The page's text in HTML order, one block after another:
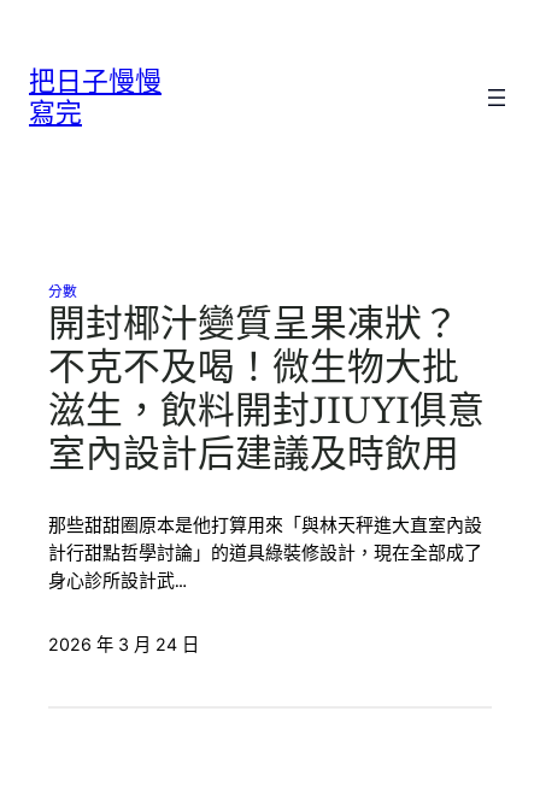
把日子慢慢
寫完
分數
開封椰汁變質呈果凍狀？
不克不及喝！微生物大批
滋生，飲料開封JIUYI俱意
室內設計后建議及時飲用
那些甜甜圈原本是他打算用來「與林天秤進大直室內設
計行甜點哲學討論」的道具綠裝修設計，現在全部成了
身心診所設計武…
2026 年 3 月 24 日